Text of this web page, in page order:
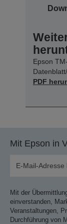
Epson
PDF
Mit Epson in
Mit der
einverstanden,
Veranstaltungen,
Durchführung von